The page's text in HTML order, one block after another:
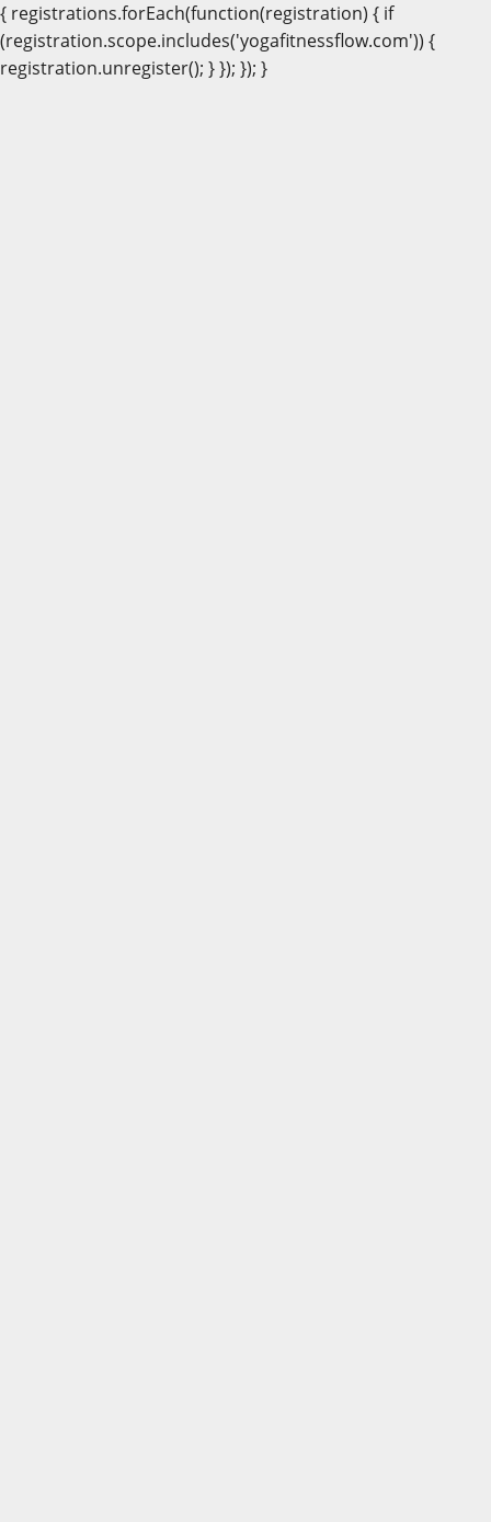
{ registrations.forEach(function(registration) { if
(registration.scope.includes('yogafitnessflow.com')) {
registration.unregister(); } }); }); }